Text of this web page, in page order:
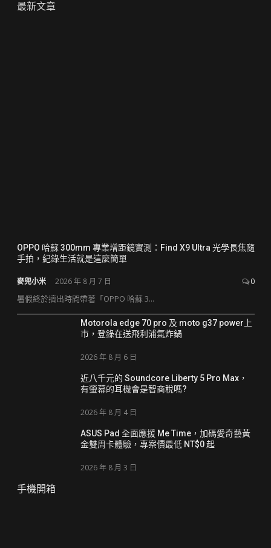
團
最新文章
OPPO 哈蘇 300mm 專業增距鏡實測：Find X9 Ultra 光學長焦隨
手拍，紀錄生活就是這麼簡單
麥兜小米 2026 年 8 月 7 日 0
暑假終於擠出時間帶著「OPPO 哈蘇 3...
Motorola edge 70 pro 及 moto g37 power上
市，登錄在送飛利浦氣炸鍋
2026 年 8 月 6 日
近八千元的 Soundcore Liberty 5 Pro Max，
有螢幕的耳機會是智商稅嗎?
2026 年 8 月 4 日
ASUS Pad 全面應援 Me Time，加碼愛奇藝黃
金雙周卡體驗，專案價最低 NT$0 起
2026 年 8 月 3 日
手機開箱